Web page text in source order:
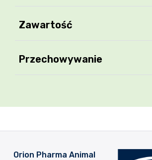
Zawartość
Przechowywanie
Orion Pharma Animal